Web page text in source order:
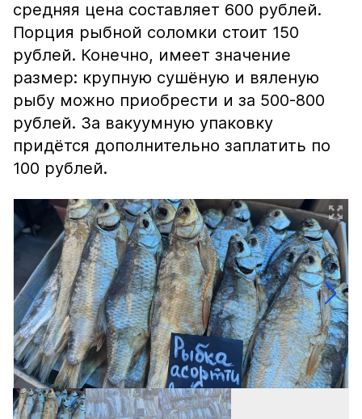
средняя цена составляет 600 рублей.
Порция рыбной соломки стоит 150
рублей. Конечно, имеет значение
размер: крупную сушёную и вяленую
рыбу можно приобрести и за 500-800
рублей. За вакуумную упаковку
придётся дополнительно заплатить по
100 рублей.